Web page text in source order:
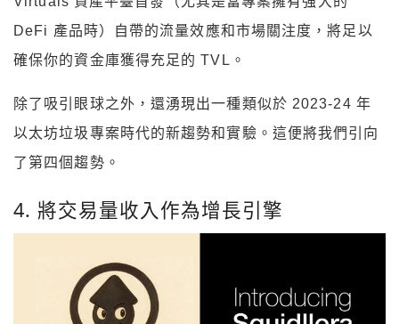
DeFi 產品時）自帶的流量效應和市場關注度，將足以
確保你的資金庫獲得充足的 TVL。
除了吸引眼球之外，還湧現出一種類似於 2023-24 年
以太坊垃圾專案時代的新趨勢和實驗。這便將我們引向
了第四個趨勢。
4. 將交易量收入作為增長引擎